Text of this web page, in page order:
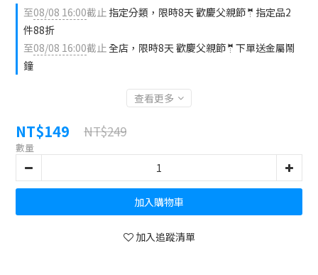
至08/08 16:00截止 指定分類，限時8天 歡慶父親節🤵指定品2
件88折
至08/08 16:00截止全店，限時8天 歡慶父親節🤵下單送金屬鬧
鐘
查看更多
NT$149 NT$249
數量
加入購物車
加入追蹤清單